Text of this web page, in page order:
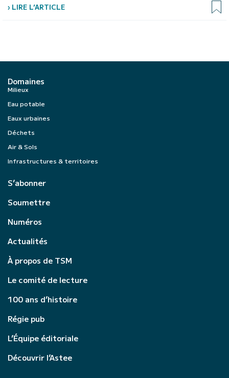
› LIRE L’ARTICLE
Domaines
Milieux
Eau potable
Eaux urbaines
Déchets
Air & Sols
Infrastructures & territoires
S’abonner
Soumettre
Numéros
Actualités
À propos de TSM
Le comité de lecture
100 ans d’histoire
Régie pub
L’Équipe éditoriale
Découvrir l’Astee